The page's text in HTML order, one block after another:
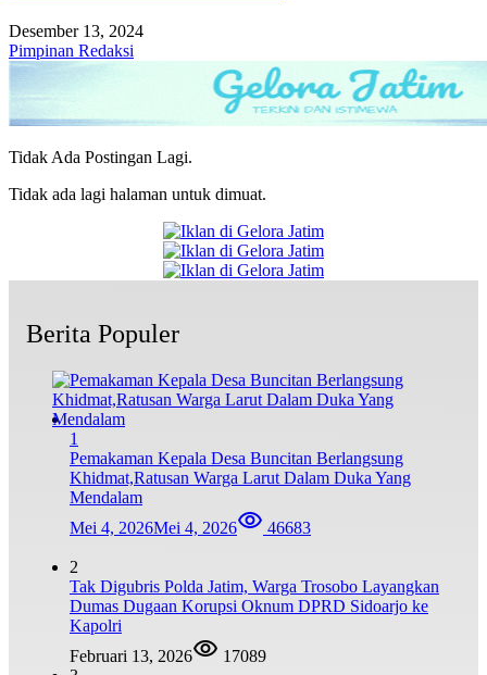
Desember 13, 2024
Pimpinan Redaksi
Tidak Ada Postingan Lagi.
Tidak ada lagi halaman untuk dimuat.
Berita Populer
1
Pemakaman Kepala Desa Buncitan Berlangsung
Khidmat,Ratusan Warga Larut Dalam Duka Yang
Mendalam
Mei 4, 2026Mei 4, 2026 46683
2
Tak Digubris Polda Jatim, Warga Trosobo Layangkan
Dumas Dugaan Korupsi Oknum DPRD Sidoarjo ke
Kapolri
Februari 13, 2026
17089